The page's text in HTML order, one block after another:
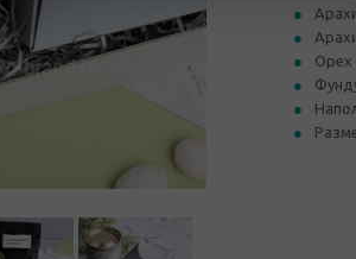
Орех